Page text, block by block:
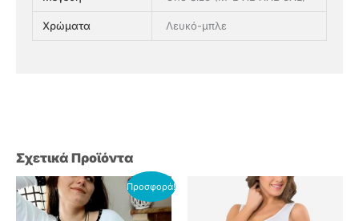
Σχετικά Προϊόντα
Προσφορά!
Original
price
was:
Η
τρέχουσα
τιμή
Αυτό
το
Χρώματα Λευκό-μπλε